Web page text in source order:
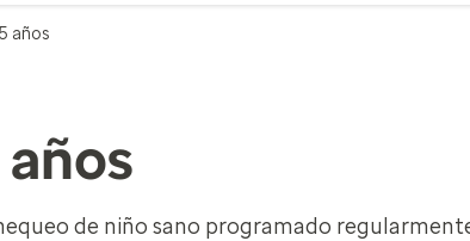
años
de niño sano programado